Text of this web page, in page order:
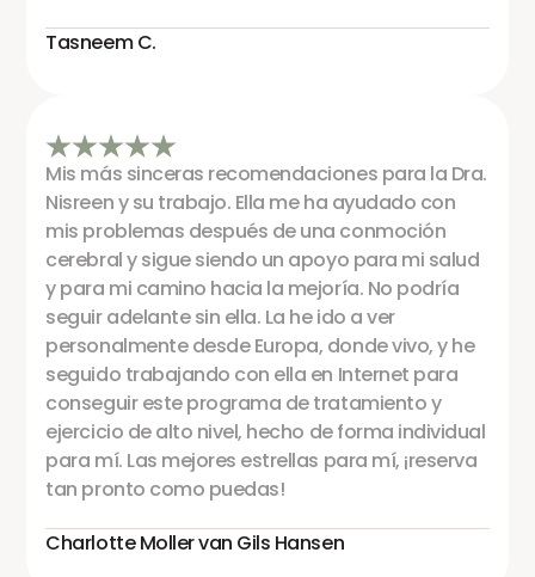
Tasneem C.
Mis más sinceras recomendaciones para la Dra.
Nisreen y su trabajo. Ella me ha ayudado con
mis problemas después de una conmoción
cerebral y sigue siendo un apoyo para mi salud
y para mi camino hacia la mejoría. No podría
seguir adelante sin ella. La he ido a ver
personalmente desde Europa, donde vivo, y he
seguido trabajando con ella en Internet para
conseguir este programa de tratamiento y
ejercicio de alto nivel, hecho de forma individual
para mí. Las mejores estrellas para mí, ¡reserva
tan pronto como puedas!
Charlotte Moller van Gils Hansen